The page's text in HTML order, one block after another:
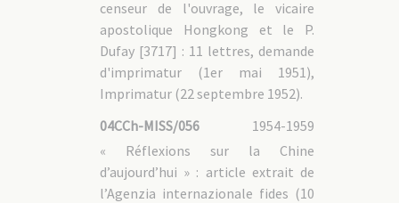
censeur de l'ouvrage, le vicaire
apostolique Hongkong et le P.
Dufay [3717] : 11 lettres, demande
d'imprimatur (1er mai 1951),
Imprimatur (22 septembre 1952).
04CCh-MISS/056
1954-1959
« Réflexions sur la Chine
d’aujourd’hui » : article extrait de
l’Agenzia internazionale fides (10